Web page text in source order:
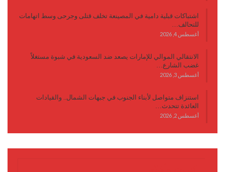
اشتباكات قبلية دامية في المصينعة تخلف قتلى وجرحى وسط اتهامات
للتحالف…
أغسطس 4, 2026
الانتقالي الموالي للإمارات يصعد ضد السعودية في شبوة مستغلاً
غضب الشارع…
أغسطس 3, 2026
استنزاف متواصل لأبناء الجنوب في جبهات الشمال.. والقيادات
العائدة تتحدث…
أغسطس 2, 2026